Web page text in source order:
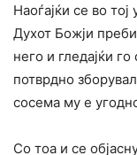
Наоѓајќи се во
Духот Божји
него и гледајќи
потврдно
сосема му е
Co тоа и се